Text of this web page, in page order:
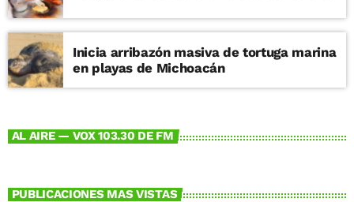
Inicia arribazón masiva de tortuga marina
en playas de Michoacán
AL AIRE — VOX 103.30 DE FM
PUBLICACIONES MAS VISTAS